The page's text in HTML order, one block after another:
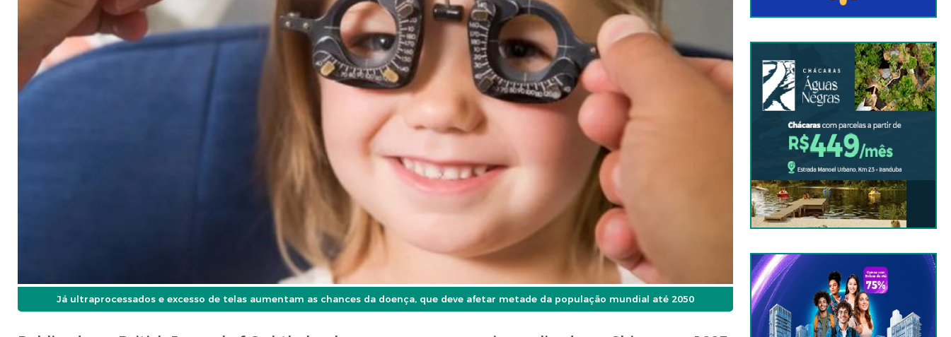
Já ultraprocessados e excesso de telas aumentam as chances da doença, que deve afetar metade da população mundial até 2050